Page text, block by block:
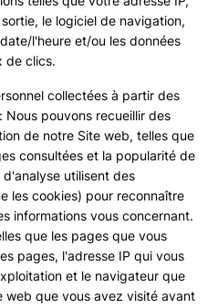
le logiciel de navigation,
l'heure et/ou les données
de clics.
collectées à partir des
pouvons recueillir des
de notre Site web, telles que
consultées et la popularité de
utilisent des
les cookies) pour reconnaître
informations vous concernant.
que les pages que vous
pages, l'adresse IP qui vous
et le navigateur que
web que vous avez visité avant